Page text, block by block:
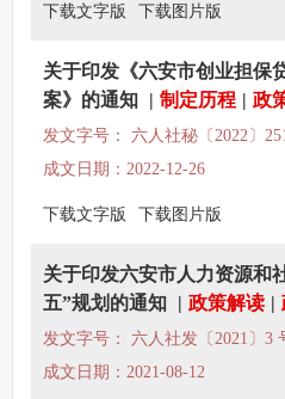
下载文字版 下载图片版
关于印发《六安市创业担保
案》的通知 | 制定历程 | 政
发文字号： 六人社秘〔2022〕
成文日期：2022-12-26
下载文字版 下载图片版
关于印发六安市人力资源和
五”规划的通知 | 政策解读 |
发文字号： 六人社发〔2021〕3
成文日期：2021-08-12